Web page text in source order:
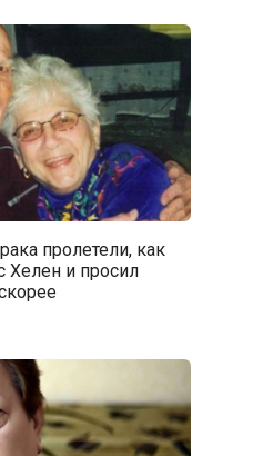
пролетели, как
Хелен и просил